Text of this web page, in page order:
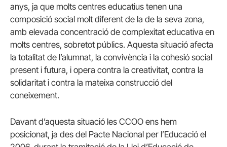
anys, ja que molts centres educatius tenen una
composició social molt diferent de la de la seva zona,
amb elevada concentració de complexitat educativa en
molts centres, sobretot públics. Aquesta situació afecta
la totalitat de l’alumnat, la convivència i la cohesió social
present i futura, i opera contra la creativitat, contra la
solidaritat i contra la mateixa construcció del
coneixement.
Davant d’aquesta situació les CCOO ens hem
posicionat, ja des del Pacte Nacional per l’Educació el